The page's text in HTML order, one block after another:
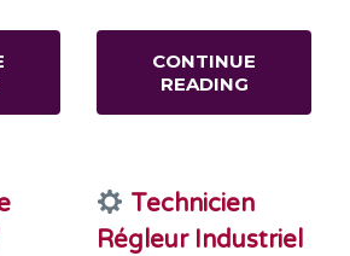
CONTINUE
READING
Technicien
Régleur Industriel